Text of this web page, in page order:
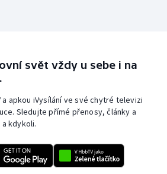
svět vždy u sebe i na
a apkou iVysílání ve své chytré televizi
Sledujte přímé přenosy, články a
kdykoli.